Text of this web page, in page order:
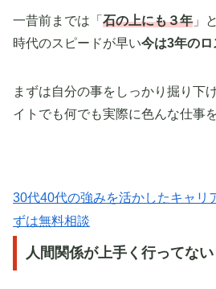
一昔前までは「 石の上にも３年 」
時代のスピードが早い今は3年のロ
まずは自分の事をしっかり掘り下
イトでも何でも実際に色んな仕事
30代40代の強みを活かしたキャリ
ずは無料相談
人間関係が上手く行ってない